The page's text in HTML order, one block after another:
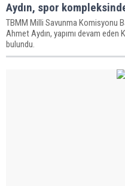
Aydın, spor
TBMM Milli Savunma Komisyonu
Ahmet Aydın, yapımı devam
bulundu.